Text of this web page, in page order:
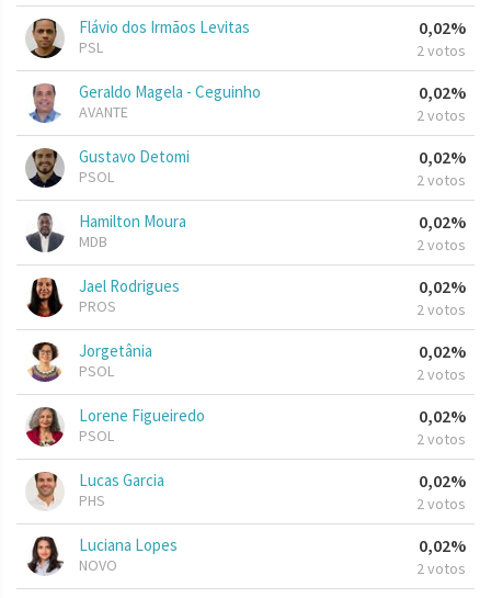
Flávio dos Irmãos Levitas
PSL
0,02%
2 votos
Geraldo Magela - Ceguinho
AVANTE
0,02%
2 votos
Gustavo Detomi
PSOL
0,02%
2 votos
Hamilton Moura
MDB
0,02%
2 votos
Jael Rodrigues
PROS
0,02%
2 votos
Jorgetânia
PSOL
0,02%
2 votos
Lorene Figueiredo
PSOL
0,02%
2 votos
Lucas Garcia
PHS
0,02%
2 votos
Luciana Lopes
NOVO
0,02%
2 votos